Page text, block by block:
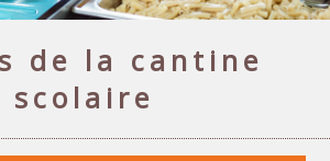
de la cantine
scolaire